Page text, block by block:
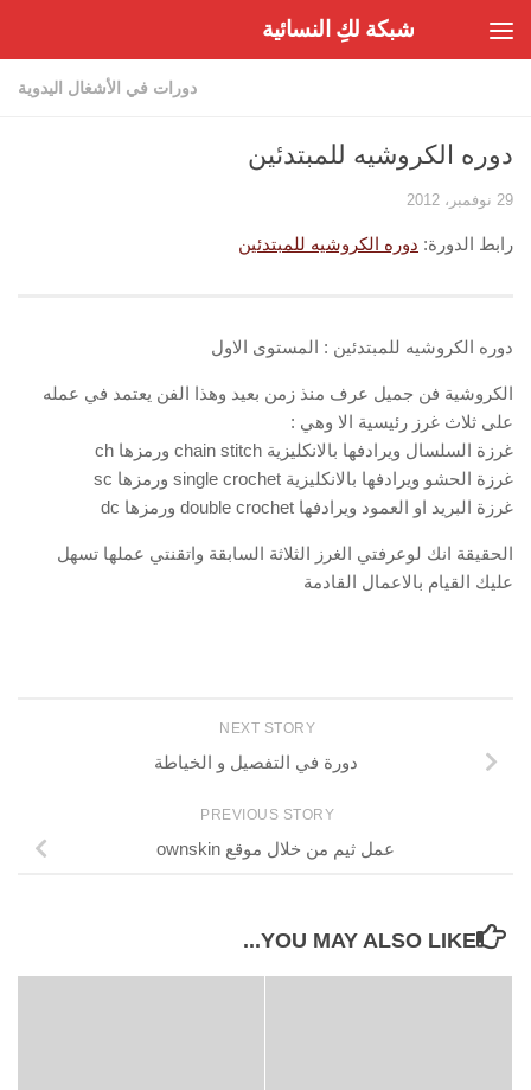
شبكة لكِ النسائية
دورات في الأشغال اليدوية
دوره الكروشيه للمبتدئين
29 نوفمبر، 2012
رابط الدورة: دوره الكروشيه للمبتدئين
دوره الكروشيه للمبتدئين : المستوى الاول
الكروشية فن جميل عرف منذ زمن بعيد وهذا الفن يعتمد في عمله
على ثلاث غرز رئيسية الا وهي :
غرزة السلسال ويرادفها بالانكليزية chain stitch ورمزها ch
غرزة الحشو ويرادفها بالانكليزية single crochet ورمزها sc
غرزة البريد او العمود ويرادفها double crochet ورمزها dc
الحقيقة انك لوعرفتي الغرز الثلاثة السابقة واتقنتي عملها تسهل
عليك القيام بالاعمال القادمة
NEXT STORY
دورة في التفصيل و الخياطة
PREVIOUS STORY
عمل ثيم من خلال موقع ownskin
YOU MAY ALSO LIKE...